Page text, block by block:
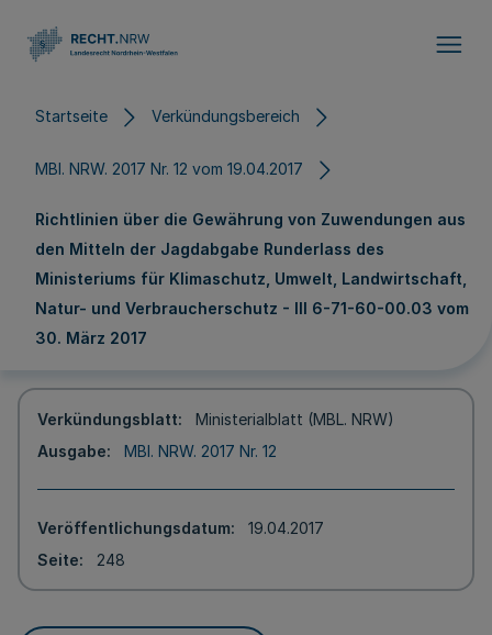
Startseite Verkündungsbereich
MBl. NRW. 2017 Nr. 12 vom 19.04.2017
Richtlinien über die Gewährung von Zuwendungen aus
den Mitteln der Jagdabgabe Runderlass des
Ministeriums für Klimaschutz, Umwelt, Landwirtschaft,
Natur- und Verbraucherschutz - III 6-71-60-00.03 vom
30. März 2017
Verkündungsblatt
Ministerialblatt (MBL. NRW)
Ausgabe
MBl. NRW. 2017 Nr. 12
Veröffentlichungsdatum
19.04.2017
Seite
248